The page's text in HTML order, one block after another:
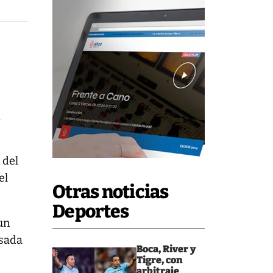
Otras noticias
Deportes
Boca, River y
Tigre, con
del